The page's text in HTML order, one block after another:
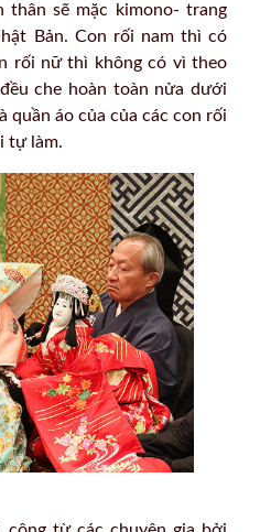
thân sẽ mặc kimono- trang
Bản. Con rối nam thì có
rối nữ thì không có vì theo
che hoàn toàn nửa dưới
quần áo của của các con rối
tự làm.